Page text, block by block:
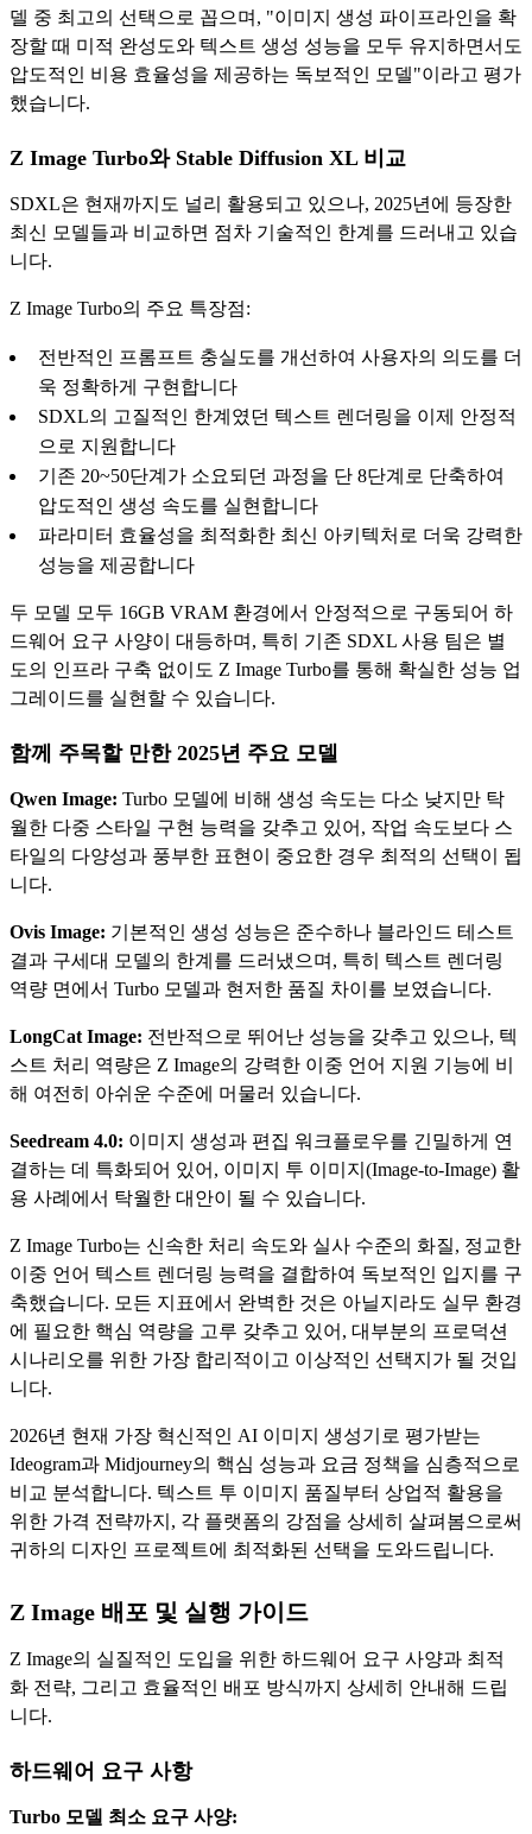
델 중 최고의 선택으로 꼽으며, "이미지 생성 파이프라인을 확
장할 때 미적 완성도와 텍스트 생성 성능을 모두 유지하면서도
압도적인 비용 효율성을 제공하는 독보적인 모델"이라고 평가
했습니다.
Z Image Turbo와 Stable Diffusion XL 비교
SDXL은 현재까지도 널리 활용되고 있으나, 2025년에 등장한
최신 모델들과 비교하면 점차 기술적인 한계를 드러내고 있습
니다.
Z Image Turbo의 주요 특장점:
전반적인 프롬프트 충실도를 개선하여 사용자의 의도를 더
욱 정확하게 구현합니다
SDXL의 고질적인 한계였던 텍스트 렌더링을 이제 안정적
으로 지원합니다
기존 20~50단계가 소요되던 과정을 단 8단계로 단축하여
압도적인 생성 속도를 실현합니다
파라미터 효율성을 최적화한 최신 아키텍처로 더욱 강력한
성능을 제공합니다
두 모델 모두 16GB VRAM 환경에서 안정적으로 구동되어 하
드웨어 요구 사양이 대등하며, 특히 기존 SDXL 사용 팀은 별
도의 인프라 구축 없이도 Z Image Turbo를 통해 확실한 성능 업
그레이드를 실현할 수 있습니다.
함께 주목할 만한 2025년 주요 모델
Qwen Image: Turbo 모델에 비해 생성 속도는 다소 낮지만 탁
월한 다중 스타일 구현 능력을 갖추고 있어, 작업 속도보다 스
타일의 다양성과 풍부한 표현이 중요한 경우 최적의 선택이 됩
니다.
Ovis Image: 기본적인 생성 성능은 준수하나 블라인드 테스트
결과 구세대 모델의 한계를 드러냈으며, 특히 텍스트 렌더링
역량 면에서 Turbo 모델과 현저한 품질 차이를 보였습니다.
LongCat Image: 전반적으로 뛰어난 성능을 갖추고 있으나, 텍
스트 처리 역량은 Z Image의 강력한 이중 언어 지원 기능에 비
해 여전히 아쉬운 수준에 머물러 있습니다.
Seedream 4.0: 이미지 생성과 편집 워크플로우를 긴밀하게 연
결하는 데 특화되어 있어, 이미지 투 이미지(Image-to-Image) 활
용 사례에서 탁월한 대안이 될 수 있습니다.
Z Image Turbo는 신속한 처리 속도와 실사 수준의 화질, 정교한
이중 언어 텍스트 렌더링 능력을 결합하여 독보적인 입지를 구
축했습니다. 모든 지표에서 완벽한 것은 아닐지라도 실무 환경
에 필요한 핵심 역량을 고루 갖추고 있어, 대부분의 프로덕션
시나리오를 위한 가장 합리적이고 이상적인 선택지가 될 것입
니다.
2026년 현재 가장 혁신적인 AI 이미지 생성기로 평가받는
Ideogram과 Midjourney의 핵심 성능과 요금 정책을 심층적으로
비교 분석합니다. 텍스트 투 이미지 품질부터 상업적 활용을
위한 가격 전략까지, 각 플랫폼의 강점을 상세히 살펴봄으로써
귀하의 디자인 프로젝트에 최적화된 선택을 도와드립니다.
Z Image 배포 및 실행 가이드
Z Image의 실질적인 도입을 위한 하드웨어 요구 사양과 최적
화 전략, 그리고 효율적인 배포 방식까지 상세히 안내해 드립
니다.
하드웨어 요구 사항
Turbo 모델 최소 요구 사양: